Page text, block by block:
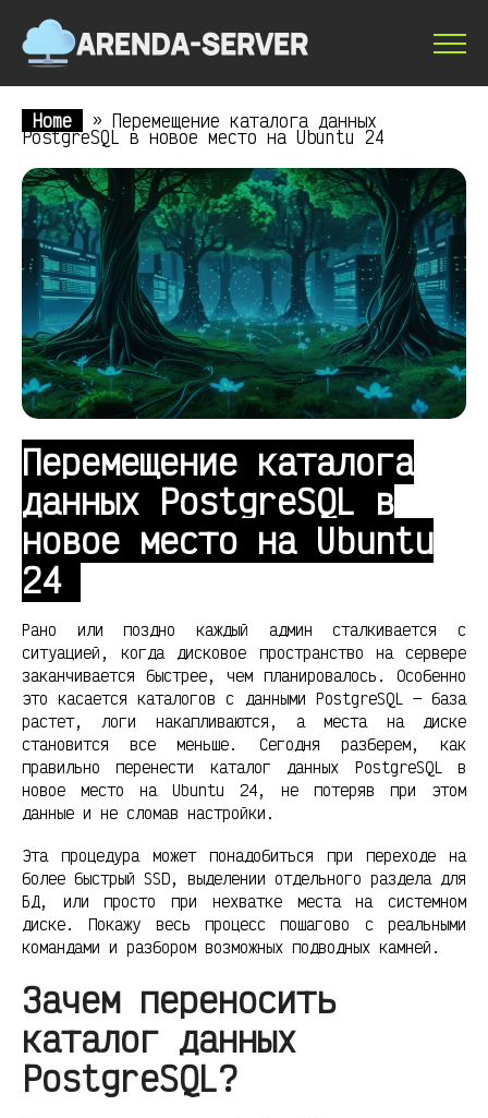
Home » Перемещение каталога данных
PostgreSQL в новое место на Ubuntu 24
Перемещение каталога
данных PostgreSQL в
новое место на Ubuntu
24
Рано или поздно каждый админ сталкивается с
ситуацией, когда дисковое пространство на сервере
заканчивается быстрее, чем планировалось. Особенно
это касается каталогов с данными PostgreSQL — база
растет, логи накапливаются, а места на диске
становится все меньше. Сегодня разберем, как
правильно перенести каталог данных PostgreSQL в
новое место на Ubuntu 24, не потеряв при этом
данные и не сломав настройки.
Эта процедура может понадобиться при переходе на
более быстрый SSD, выделении отдельного раздела для
БД, или просто при нехватке места на системном
диске. Покажу весь процесс пошагово с реальными
командами и разбором возможных подводных камней.
Зачем переносить
каталог данных
PostgreSQL?